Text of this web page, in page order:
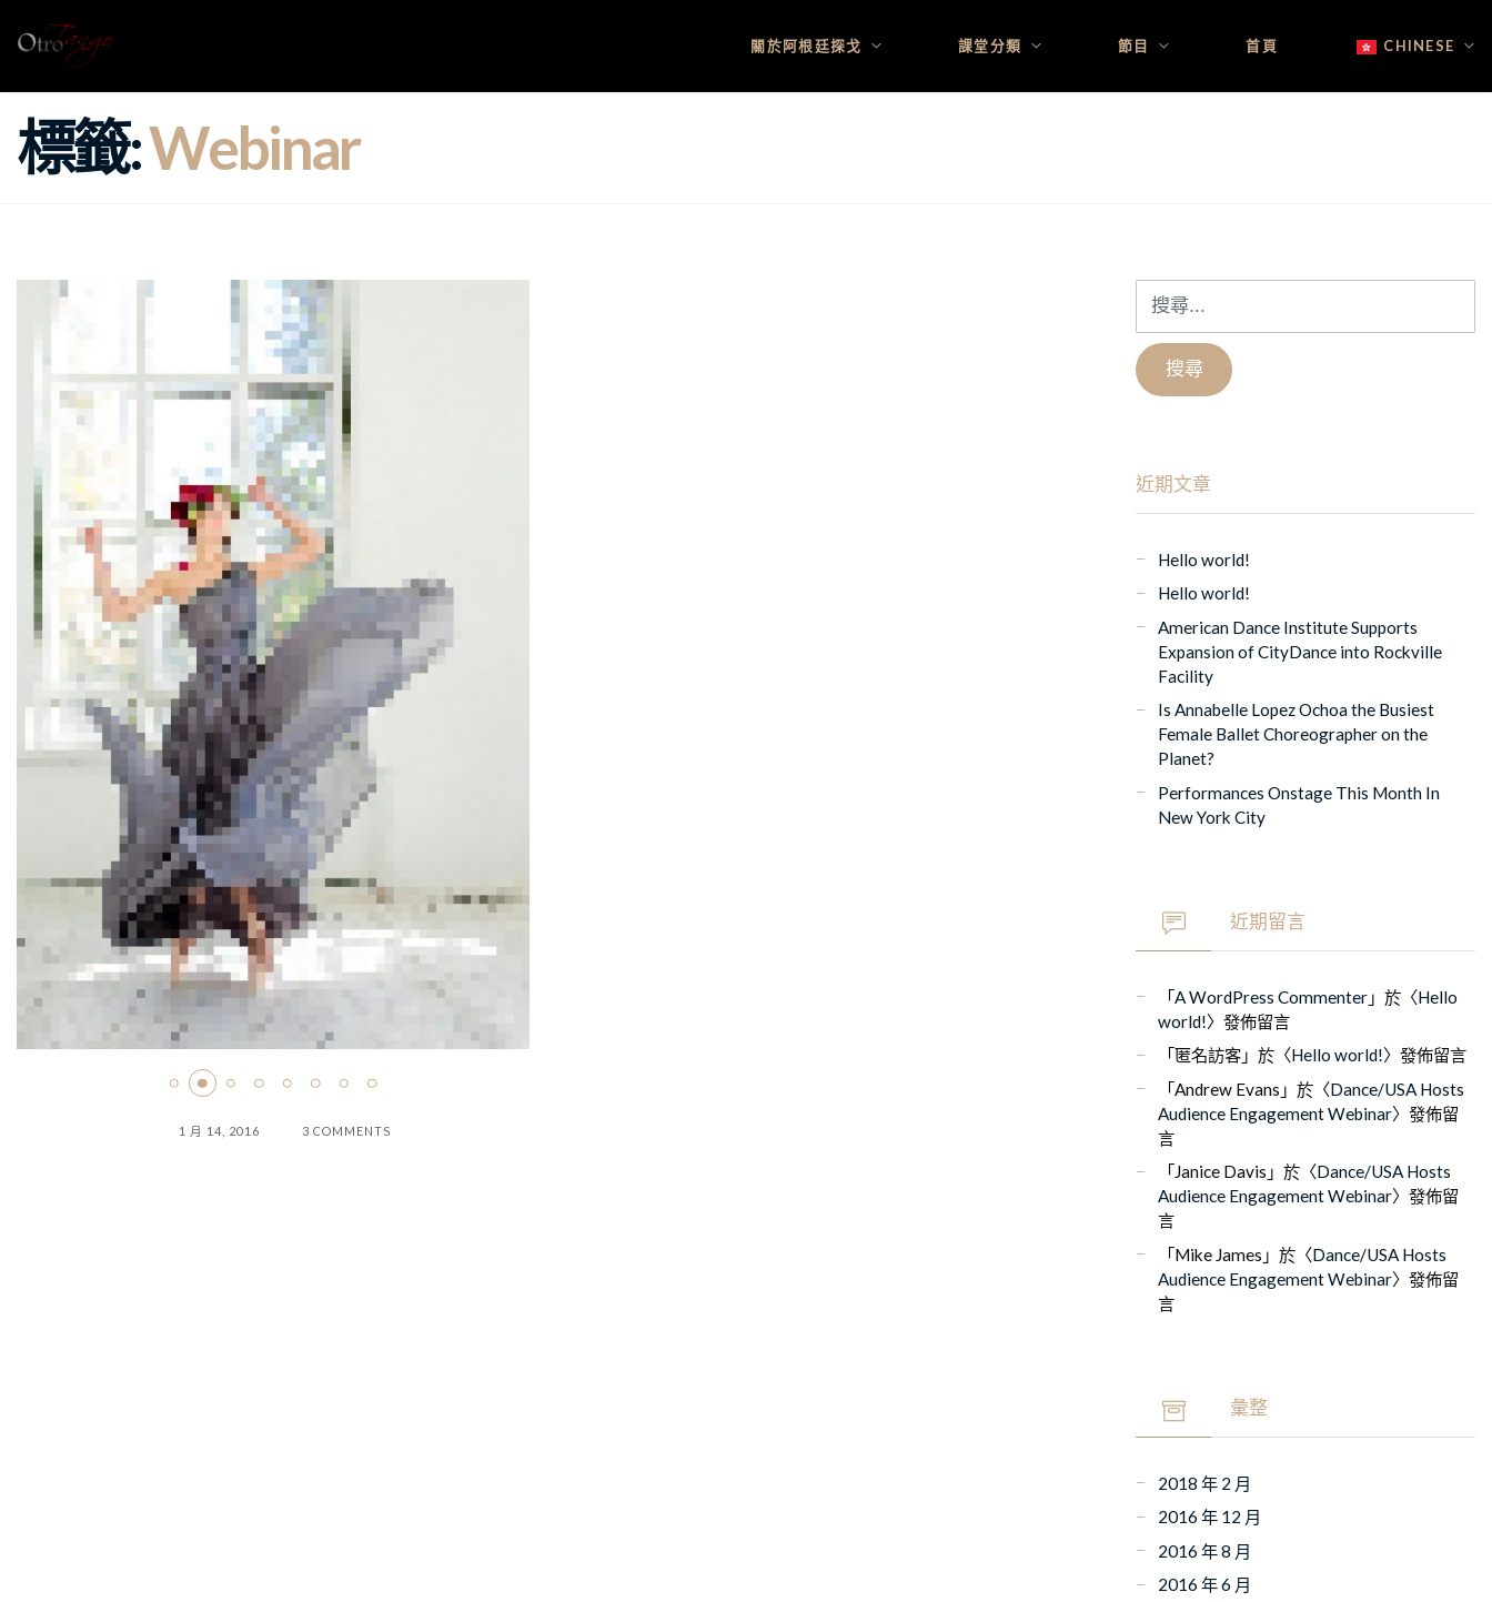
關於阿根廷探戈 課堂分類 節目 首頁 CHINESE
標籤:Webinar
1 月 14, 2016 3 COMMENTS
關
鍵
字:
近期文章
Hello world!
Hello world!
American Dance Institute Supports
Expansion of CityDance into Rockville
Facility
Is Annabelle Lopez Ochoa the Busiest
Female Ballet Choreographer on the
Planet?
Performances Onstage This Month In
New York City
近期留言
「A WordPress Commenter 」於〈Hello
world!〉發佈留言
「匿名訪客 」於〈Hello world!〉發佈留言
「Andrew Evans 」於〈Dance/USA Hosts
Audience Engagement Webinar〉發佈留
言
「 Janice Davis 」於〈Dance/USA Hosts
Audience Engagement Webinar〉發佈留
言
「Mike James 」於〈Dance/USA Hosts
Audience Engagement Webinar〉發佈留
言
彙整
2018 年 2 月
2016 年 12 月
2016 年 8 月
2016 年 6 月